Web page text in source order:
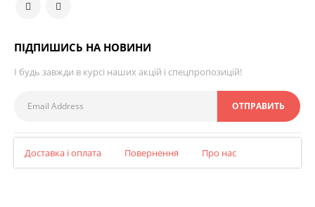
ПІДПИШИСЬ НА НОВИНИ
І будь завжди в курсі наших акцій і спецпропозицій!
Доставка і оплата Повернення Про нас